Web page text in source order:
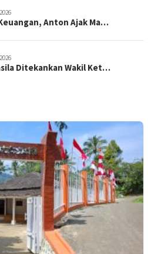
Anton Ajak Ma…
Ditekankan Wakil Ket…